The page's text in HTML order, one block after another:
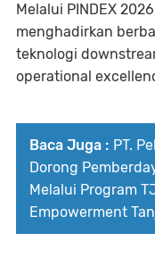
Melalui PINDEX
menghadirkan
teknologi
operational
Baca Juga : PT.
Dorong
Melalui Program
Empowerment